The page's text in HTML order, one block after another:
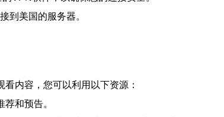
到美国的服务器。
内容，您可以利用以下资源：
和预告。